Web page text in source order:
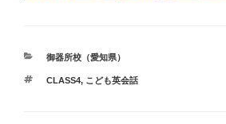
カ
ゴ
御器所校（愛知県）
タ
CLASS4, こども英会話